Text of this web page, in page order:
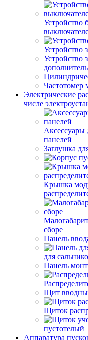
Устройство
Устройство
Устройство
Частотомер
Электрические
числе
Аксессуары
панелей
Заглушка
Крышка
сборе
Панель
для
Панель
Щит
Щиток
пустотелый
Аппаратура